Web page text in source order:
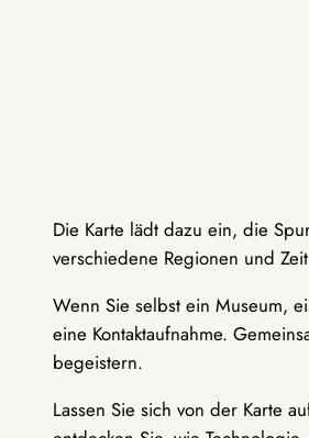
Die Karte lädt dazu ein, die
verschiedene Regionen und
Wenn Sie selbst ein Museum,
eine Kontaktaufnahme.
begeistern.
Lassen Sie sich von der Karte